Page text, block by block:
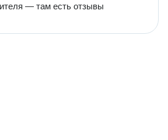
— там есть отзывы